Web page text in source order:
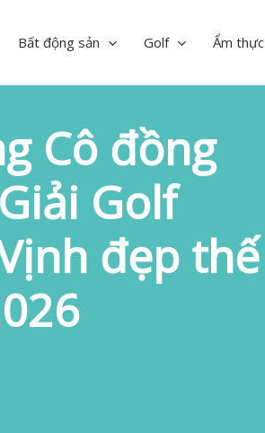
Bất động sản Golf Ẩm thực
Cô đồng
Golf
đẹp thế